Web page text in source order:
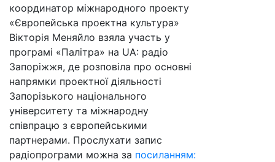
координатор міжнародного проекту
«Європейська проектна культура»
Вікторія Меняйло взяла участь у
програмі «Палітра» на UA: радіо
Запоріжжя, де розповіла про основні
напрямки проектної діяльності
Запорізького національного
університету та міжнародну
співпрацю з європейськими
партнерами. Прослухати запис
радіопрограми можна за посиланням: